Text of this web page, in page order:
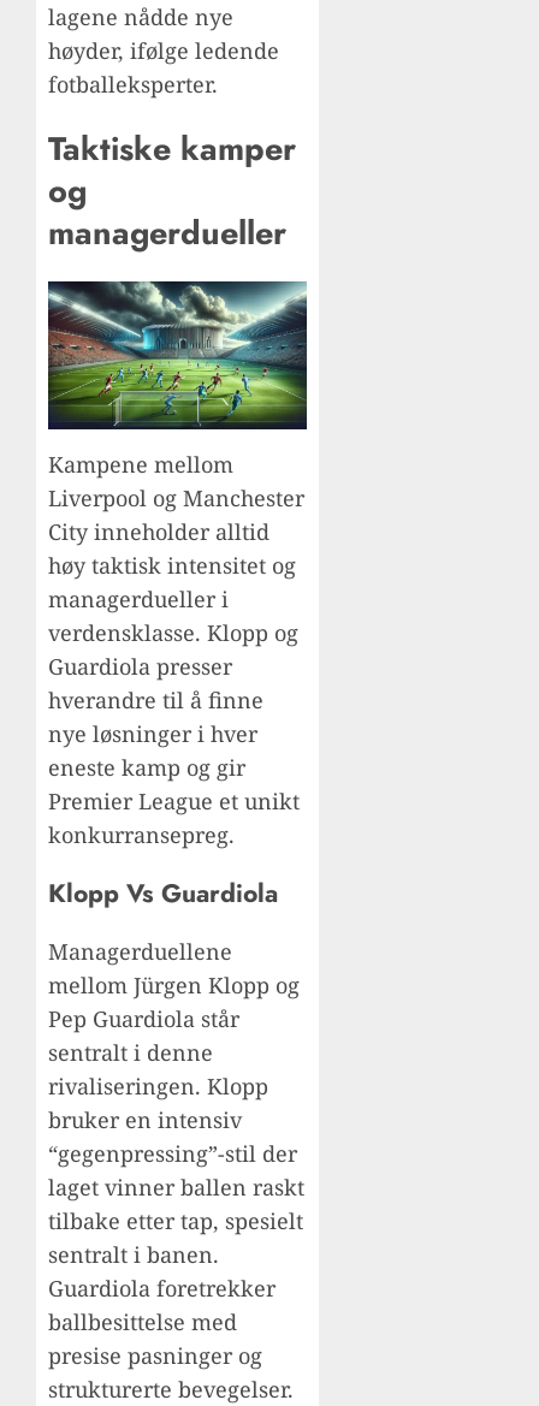
lagene nådde nye
høyder, ifølge ledende
fotballeksperter.
Taktiske kamper
og
managerdueller
Kampene mellom
Liverpool og Manchester
City inneholder alltid
høy taktisk intensitet og
managerdueller i
verdensklasse. Klopp og
Guardiola presser
hverandre til å finne
nye løsninger i hver
eneste kamp og gir
Premier League et unikt
konkurransepreg.
Klopp Vs Guardiola
Managerduellene
mellom Jürgen Klopp og
Pep Guardiola står
sentralt i denne
rivaliseringen. Klopp
bruker en intensiv
“gegenpressing”-stil der
laget vinner ballen raskt
tilbake etter tap, spesielt
sentralt i banen.
Guardiola foretrekker
ballbesittelse med
presise pasninger og
strukturerte bevegelser.